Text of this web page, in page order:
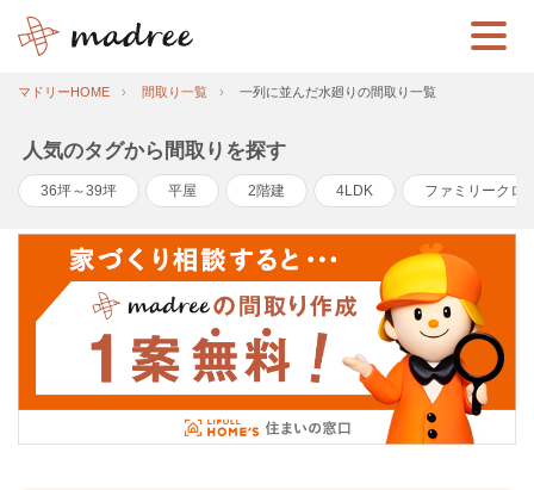
マドリーHOME 間取り一覧 一列に並んだ水廻りの間取り一覧
人気のタグから間取りを探す
36坪～39坪 平屋 2階建 4LDK ファミリークロ